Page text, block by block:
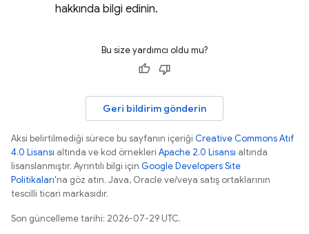
hakkında bilgi edinin.
Bu size yardımcı oldu mu?
Geri bildirim gönderin
Aksi belirtilmediği sürece bu sayfanın içeriği Creative Commons Atıf
4.0 Lisansı altında ve kod örnekleri Apache 2.0 Lisansı altında
lisanslanmıştır. Ayrıntılı bilgi için Google Developers Site
Politikaları'na göz atın. Java, Oracle ve/veya satış ortaklarının
tescilli ticari markasıdır.
Son güncelleme tarihi: 2026-07-29 UTC.